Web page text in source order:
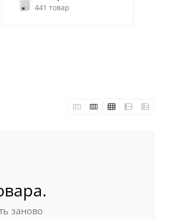
441 товар
заново